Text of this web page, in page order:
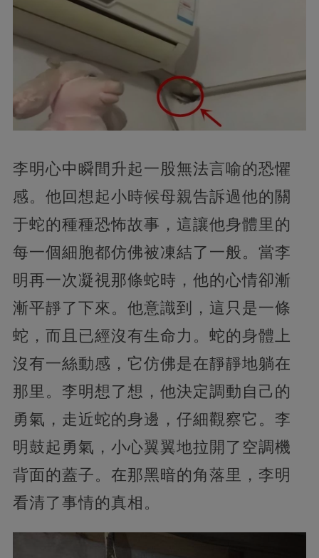
李明心中瞬間升起一股無法言喻的恐懼
感。他回想起小時候母親告訴過他的關
于蛇的種種恐怖故事，這讓他身體里的
每一個細胞都仿佛被凍結了一般。當李
明再一次凝視那條蛇時，他的心情卻漸
漸平靜了下來。他意識到，這只是一條
蛇，而且已經沒有生命力。蛇的身體上
沒有一絲動感，它仿佛是在靜靜地躺在
那里。李明想了想，他決定調動自己的
勇氣，走近蛇的身邊，仔細觀察它。李
明鼓起勇氣，小心翼翼地拉開了空調機
背面的蓋子。在那黑暗的角落里，李明
看清了事情的真相。